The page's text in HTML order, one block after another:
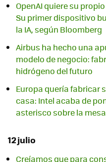
OpenAI quiere su
Su primer dispositivo
la IA, según Bloomberg
Airbus ha hecho una
modelo de negocio:
hidrógeno del futuro
Europa quería fabricar
casa: Intel acaba de
asterisco sobre la mesa
12 julio
Creíamos que para